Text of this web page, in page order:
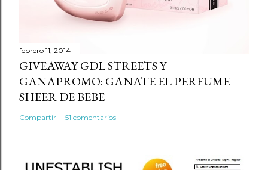
r
i
o
febrero 11, 2014
GIVEAWAY GDL STREETS Y
GANAPROMO: GANATE EL PERFUME
SHEER DE BEBE
Compartir 51 comentarios